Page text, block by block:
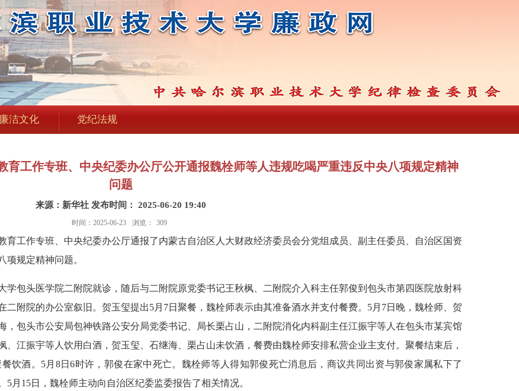
廉洁文化 党纪法规
育工作专班、中央纪委办公厅公开通报魏栓师等人违规吃喝严重违反中央八项规定精神
问题
来源：新华社 发布时间： 2025-06-20 19:40
时间：2025-06-23 浏览： 309
工作专班、中央纪委办公厅通报了内蒙古自治区人大财政经济委员会分党组成员、副主任委员、自治区国资
项规定精神问题。
包头医学院二附院就诊，随后与二附院原党委书记王秋枫、二附院介入科主任郭俊到包头市第四医院放射科
附院的办公室叙旧。贺玉玺提出5月7日聚餐，魏栓师表示由其准备酒水并支付餐费。5月7日晚，魏栓师、贺
，包头市公安局包神铁路公安分局党委书记、局长栗占山，二附院消化内科副主任江振宇等人在包头市某宾馆
江振宇等人饮用白酒，贺玉玺、石继海、栗占山未饮酒，餐费由魏栓师安排私营企业主支付。聚餐结束后，
饮酒。5月8日6时许，郭俊在家中死亡。魏栓师等人得知郭俊死亡消息后，商议共同出资与郭俊家属私下了
月15日，魏栓师主动向自治区纪委监委报告了相关情况。